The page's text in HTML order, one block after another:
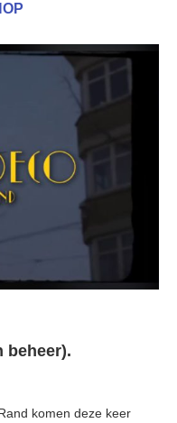
beheer).
komen deze keer